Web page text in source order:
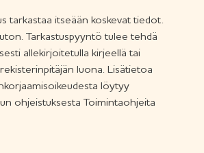
tarkastaa itseään koskevat tiedot.
Tarkastuspyyntö tulee tehdä
allekirjoitetulla kirjeellä tai
luona. Lisätietoa
löytyy
ohjeistuksesta Toimintaohjeita